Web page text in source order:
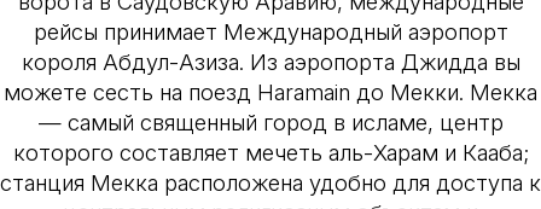
рейсы принимает Международный аэропорт
короля Абдул-Азиза. Из аэропорта Джидда вы
можете сесть на поезд Haramain до Мекки. Мекка
— самый священный город в исламе, центр
которого составляет мечеть аль-Харам и Кааба;
станция Мекка расположена удобно для доступа к